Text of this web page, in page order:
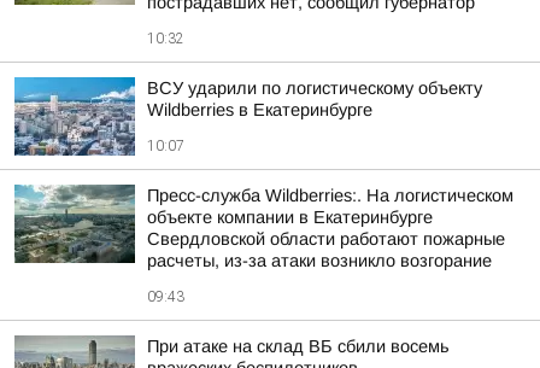
10:32
ВСУ ударили по логистическому объекту
Wildberries в Екатеринбурге
10:07
Пресс-служба Wildberries:. На логистическом
объекте компании в Екатеринбурге
Свердловской области работают пожарные
расчеты, из-за атаки возникло возгорание
09:43
При атаке на склад ВБ сбили восемь